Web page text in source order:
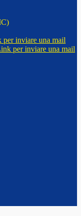
per inviare una mail
per inviare una mail